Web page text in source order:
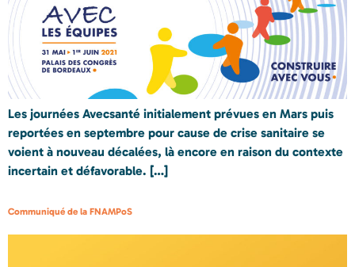
Les journées Avecsanté initialement prévues en Mars puis
reportées en septembre pour cause de crise sanitaire se
voient à nouveau décalées, là encore en raison du contexte
incertain et défavorable. […]
Communiqué de la FNAMPoS